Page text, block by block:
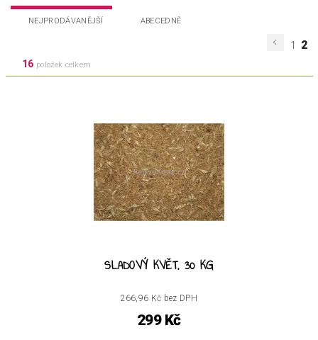
NEJPRODÁVANĚJŠÍ ABECEDNĚ
1 2
16 položek celkem
SLADOVÝ KVĚT, 30 KG
266,96 Kč bez DPH
299 Kč